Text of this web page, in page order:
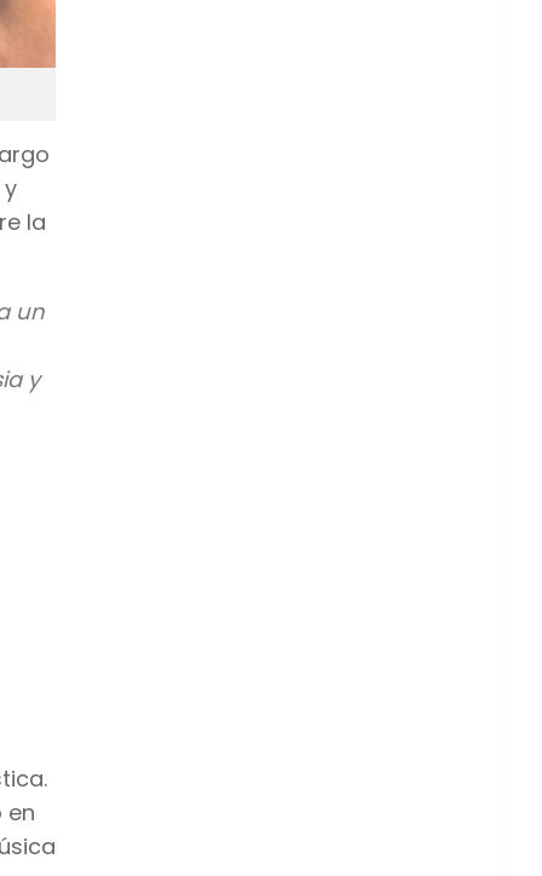
la
un
y
en